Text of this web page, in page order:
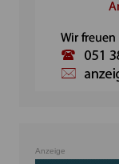
Anzeige